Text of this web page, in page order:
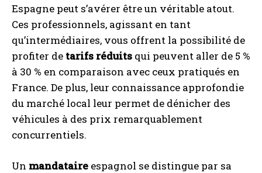
Espagne peut s’avérer être un véritable atout.
Ces professionnels, agissant en tant
qu’intermédiaires, vous offrent la possibilité de
profiter de tarifs réduits qui peuvent aller de 5 %
à 30 % en comparaison avec ceux pratiqués en
France. De plus, leur connaissance approfondie
du marché local leur permet de dénicher des
véhicules à des prix remarquablement
concurrentiels.
Un mandataire espagnol se distingue par sa